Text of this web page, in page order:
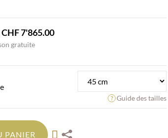
CHF7'865.00Plage
CHF 6'090.00
gratuite
Guide des tailles
PANIER